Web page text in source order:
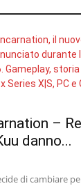
–
danno...
di cambiare